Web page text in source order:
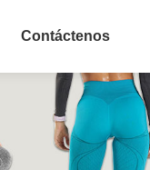
Contáctenos